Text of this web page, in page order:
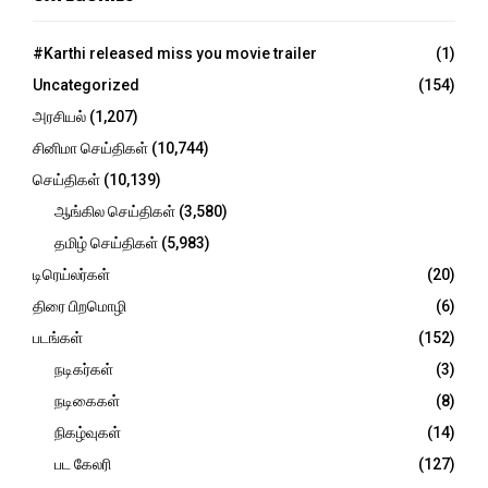
o
:
#Karthi released miss you movie trailer
(1)
Uncategorized
(154)
அரசியல் (1,207)
சினிமா செய்திகள் (10,744)
செய்திகள் (10,139)
ஆங்கில செய்திகள் (3,580)
தமிழ் செய்திகள் (5,983)
டிரெய்லர்கள்
(20)
திரை பிறமொழி
(6)
படங்கள்
(152)
நடிகர்கள்
(3)
நடிகைகள்
(8)
நிகழ்வுகள்
(14)
பட கேலரி
(127)